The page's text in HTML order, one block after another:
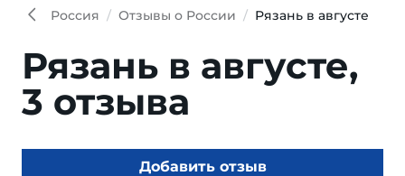
Россия Отзывы о России Рязань в августе
Рязань в августе,
3 отзыва
Добавить отзыв